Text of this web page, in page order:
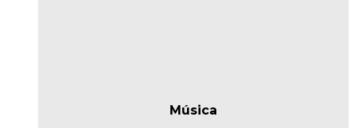
Música